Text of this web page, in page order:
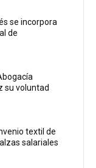
se incorpora
de
su voluntad
textil de
salariales